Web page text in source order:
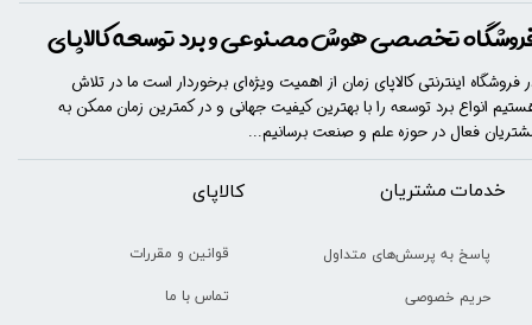
خدمات مشتریان
پاسخ به پرسش‌های متداول
حریم خصوصی
​​کالاپای
قوانین و مقررات
تماس با ما
تخصصی هوش مصنوعی و برد توسعه کالاپای
فروشگاه اینترنتی کالاپای زمان از اهمیت ویژه‌ای برخوردار است ما در تلاش
انواع برد توسعه را با​​​ بهترین کیفیت جهانی و در کمترین زمان ممکن به
فعال در حوزه علم و صنعت برسانیم...